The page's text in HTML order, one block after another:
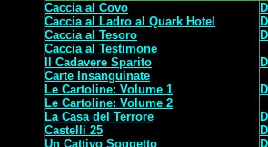
Caccia al Covo
Caccia al Ladro al Quark Hotel
Caccia al Tesoro
Caccia al Testimone
Il Cadavere Sparito
Carte Insanguinate
Le Cartoline: Volume 1
Le Cartoline: Volume 2
La Casa del Terrore
Castelli 25
Un Cattivo Soggetto